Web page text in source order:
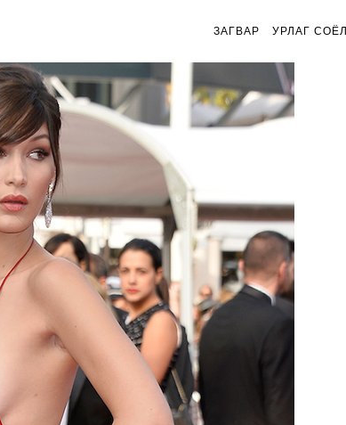
ЗАГВАР УРЛАГ СОЁЛ